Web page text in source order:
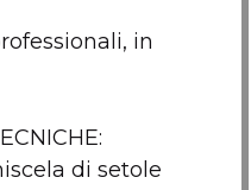
in
di setole